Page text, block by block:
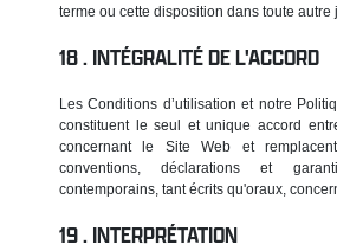
terme ou cette disposition dans toute autre
INTÉGRALITÉ DE L'ACCORD
Les Conditions d’utilisation et notre
constituent le seul et unique accord
concernant le Site Web et
conventions, déclarations et
contemporains, tant écrits qu'oraux,
INTERPRÉTATION